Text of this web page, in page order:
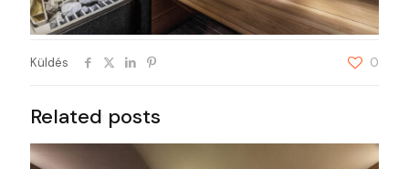
Küldés 0
Related posts